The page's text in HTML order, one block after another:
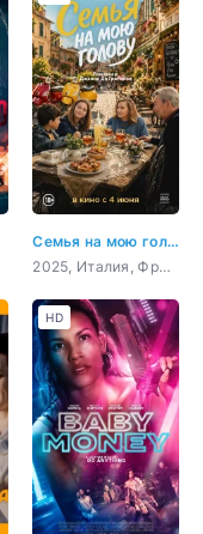
Семья на мою голову
2025, Италия, Франция, комедия
HD